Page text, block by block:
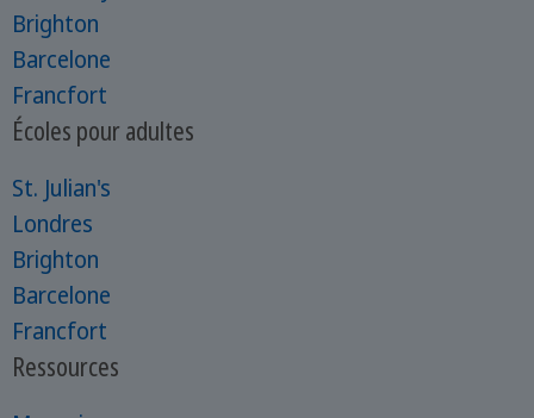
Brighton
Barcelone
Francfort
Écoles pour adultes
St. Julian's
Londres
Brighton
Barcelone
Francfort
Ressources